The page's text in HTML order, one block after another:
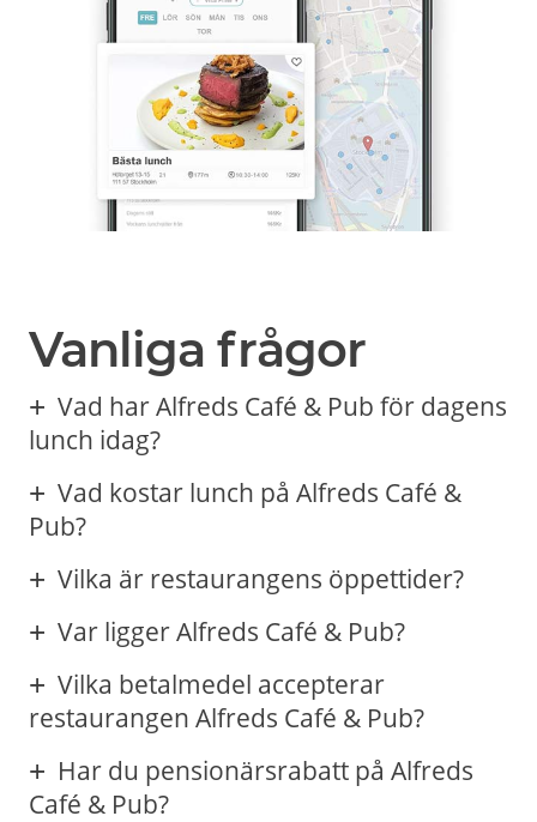
Vanliga frågor
Vad har Alfreds Café & Pub för dagens
lunch idag?
Vad kostar lunch på Alfreds Café &
Pub?
Vilka är restaurangens öppettider?
Var ligger Alfreds Café & Pub?
Vilka betalmedel accepterar
restaurangen Alfreds Café & Pub?
Har du pensionärsrabatt på Alfreds
Café & Pub?